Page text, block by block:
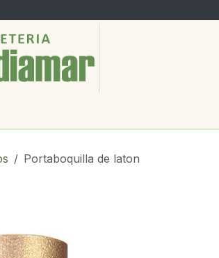
Portaboquilla de laton